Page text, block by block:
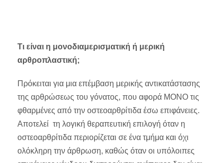
Τι είναι η μονοδιαμερισματική ή μερική
αρθροπλαστική;
Πρόκειται για μια επέμβαση μερικής αντικατάστασης
της αρθρώσεως του γόνατος, που αφορά ΜΟΝΟ τις
φθαρμένες από την οστεοαρθρίτιδα έσω επιφάνειες.
Αποτελεί τη λογική θεραπευτική επιλογή όταν η
οστεοαρθρίτιδα περιορίζεται σε ένα τμήμα και όχι
ολόκληρη την άρθρωση, καθώς όταν οι υπόλοιπες